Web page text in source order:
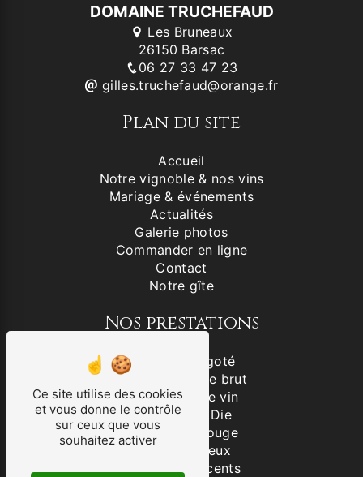
DOMAINE TRUCHEFAUD
Les Bruneaux
26150 Barsac
06 27 33 47 23
gilles.truchefaud@orange.fr
Plan du site
Accueil
Notre vignoble & nos vins
Mariage & événements
Actualités
Galerie photos
Commander en ligne
Contact
Notre gîte
Nos prestations
Vin blanc aligoté
Clairette de Die brut
Producteur de vin
Clairette de Die
IGP Drôme Rouge
VSIG Mousseux
Vins effervescents
Ce site utilise des cookies
et vous donne le contrôle
sur ceux que vous
souhaitez activer